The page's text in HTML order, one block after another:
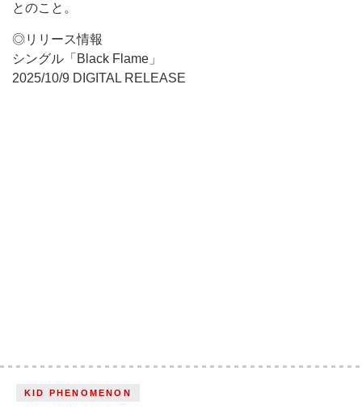
とのこと。
◎リリース情報
シングル「Black Flame」
2025/10/9 DIGITAL RELEASE
KID PHENOMENON